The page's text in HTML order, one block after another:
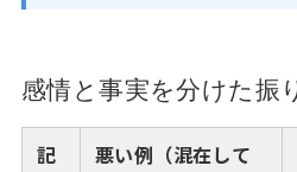
感情と事実を分けた振
記
悪い例（混在して